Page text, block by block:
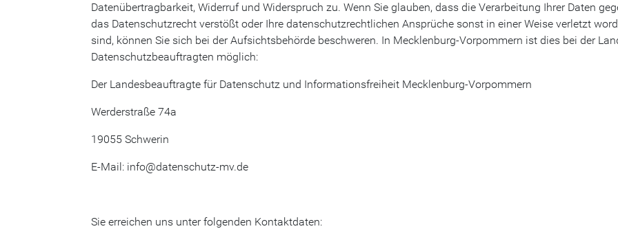
Datenübertragbarkeit, Widerruf und Widerspruch zu. Wenn Sie glauben, dass die Verarbeitung Ihrer Daten
das Datenschutzrecht verstößt oder Ihre datenschutzrechtlichen Ansprüche sonst in einer Weise verletzt
sind, können Sie sich bei der Aufsichtsbehörde beschweren. In Mecklenburg-Vorpommern ist dies bei der
Datenschutzbeauftragten möglich:
Der Landesbeauftragte für Datenschutz und Informationsfreiheit Mecklenburg-Vorpommern
Werderstraße 74a
19055 Schwerin
E-Mail: info@datenschutz-mv.de
Sie erreichen uns unter folgenden Kontaktdaten: